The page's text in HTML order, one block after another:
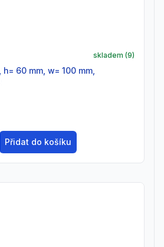
skladem (9)
Přidat do košíku